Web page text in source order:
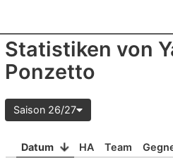
Statistiken von
Ponzetto
Saison 26/27
Datum HA Team